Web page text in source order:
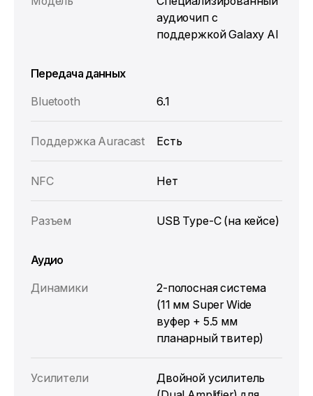
аудиочип с
поддержкой Galaxy AI
Передача данных
Bluetooth
6.1
Поддержка Auracast Есть
NFC Нет
Разъем USB Type-C (на кейсе)
Аудио
Динамики
2-полосная система
(11 мм Super Wide
вуфер + 5.5 мм
планарный твитер)
Усилители
Двойной усилитель